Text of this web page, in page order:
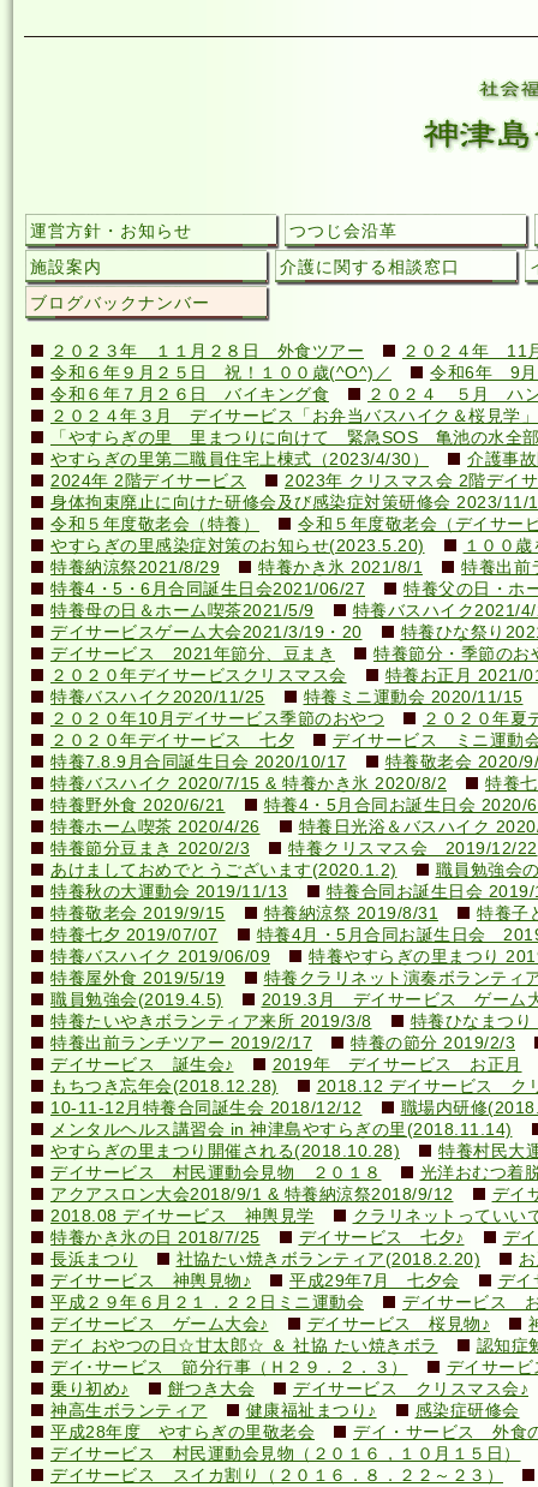
運営方針・お知らせ
つつじ会沿革
施設案内
介護に関する相談窓口
ブログバックナンバー
２０２３年 １１月２８日 外食ツアー
２０２４年 11
令和６年９月２５日 祝！１００歳(^O^)／
令和6年 9
令和６年７月２６日 バイキング食
２０２４ ５月 ハ
２０２４年３月 デイサービス「お弁当バスハイク＆桜見学」
「やすらぎの里 里まつりに向けて 緊急SOS 亀池の水全
やすらぎの里第二職員住宅上棟式（2023/4/30）
介護事
2024年 2階デイサービス
2023年 クリスマス会 2階デイ
身体拘束廃止に向けた研修会及び感染症対策研修会 2023/11/
令和５年度敬老会（特養）
令和５年度敬老会（デイサー
やすらぎの里感染症対策のお知らせ(2023.5.20)
１００
特養納涼祭2021/8/29
特養かき氷 2021/8/1
特養出前
特養4・5・6月合同誕生日会2021/06/27
特養父の日・ホ
特養母の日＆ホーム喫茶2021/5/9
特養バスハイク2021/
デイサービスゲーム大会2021/3/19・20
特養ひな祭り
デイサービス 2021年節分、豆まき
特養節分・季節の
２０２０年デイサービスクリスマス会
特養お正月 2021/
特養バスハイク2020/11/25
特養ミニ運動会 2020/11/15
２０２０年10月デイサービス季節のおやつ
２０２０年夏
２０２０年デイサービス 七夕
デイサービス ミニ運動
特養7.8.9月合同誕生日会 2020/10/17
特養敬老会 2020/
特養バスハイク 2020/7/15 & 特養かき氷 2020/8/2
特養
特養野外食 2020/6/21
特養4・5月合同お誕生日会 2020/
特養ホーム喫茶 2020/4/26
特養日光浴＆バスハイク
特養節分豆まき 2020/2/3
特養クリスマス会 2019/12/22
あけましておめでとうございます(2020.1.2)
職員勉強会
特養秋の大運動会 2019/11/13
特養合同お誕生日会
特養敬老会 2019/9/15
特養納涼祭 2019/8/31
特養子
特養七夕 2019/07/07
特養4月・5月合同お誕生日会
特養バスハイク 2019/06/09
特養やすらぎの里まつり
特養屋外食 2019/5/19
特養クラリネット演奏ボランティ
職員勉強会(2019.4.5)
2019.3月 デイサービス ゲーム
特養たいやきボランティア来所 2019/3/8
特養ひなまつ
特養出前ランチツアー 2019/2/17
特養の節分 2019/2/3
デイサービス 誕生会♪
2019年 デイサービス お正月
もちつき忘年会(2018.12.28)
2018.12 デイサービス ク
10-11-12月特養合同誕生会 2018/12/12
職場内研修
メンタルヘルス講習会 in 神津島やすらぎの里(2018.11.14)
やすらぎの里まつり開催される(2018.10.28)
特養村民大
デイサービス 村民運動会見物 ２０１８
光洋おむつ着
アクアスロン大会2018/9/1 & 特養納涼祭2018/9/12
デイ
2018.08 デイサービス 神輿見学
クラリネットってい
特養かき氷の日 2018/7/25
デイサービス 七夕♪
デ
長浜まつり
社協たい焼きボランティア(2018.2.20)
デイサービス 神輿見物♪
平成29年7月 七夕会
デイ
平成２９年６月２１．２２日ミニ運動会
デイサービス
デイサービス ゲーム大会♪
デイサービス 桜見物♪
デイ おやつの日☆甘太郎☆ ＆ 社協 たい焼きボラ
認知症
デイ･サービス 節分行事（Ｈ２９．２．３）
デイサー
乗り初め♪
餅つき大会
デイサービス クリスマス会♪
神高生ボランティア
健康福祉まつり♪
感染症研修会
平成28年度 やすらぎの里敬老会
デイ・サービス 外食
デイサービス 村民運動会見物（２０１６，１０月１５日）
デイサービス スイカ割り（２０１６．８．２２～２３）